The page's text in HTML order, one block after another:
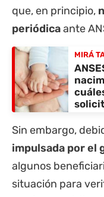
que, en principio,
periódicaante
MIRÁ
Sin embargo,
impulsada por el
algunos
situación para